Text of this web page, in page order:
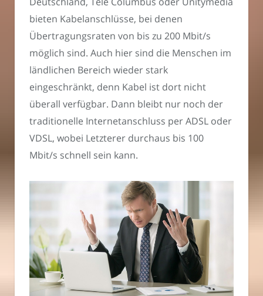
bieten Kabelanschlüsse, bei denen
Übertragungsraten von bis zu 200 Mbit/s
möglich sind. Auch hier sind die Menschen im
ländlichen Bereich wieder stark
eingeschränkt, denn Kabel ist dort nicht
überall verfügbar. Dann bleibt nur noch der
traditionelle Internetanschluss per ADSL oder
VDSL, wobei Letzterer durchaus bis 100
Mbit/s schnell sein kann.